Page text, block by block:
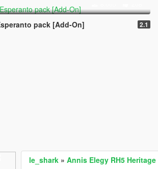
pack [Add-On] 2.1
le_shark »Annis Elegy RH5